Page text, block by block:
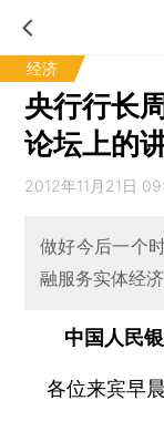
经济
央行行长
论坛上的
2012年11月21日
做好今后一个
融服务实体经
中国人民
各位来宾早晨